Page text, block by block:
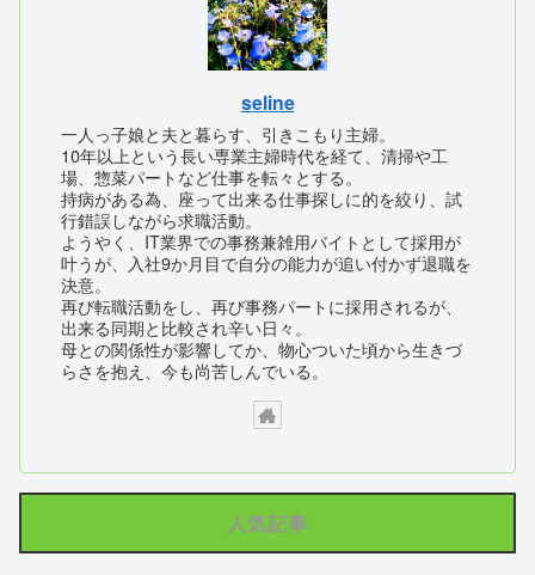
seline
一人っ子娘と夫と暮らす、引きこもり主婦。
10年以上という長い専業主婦時代を経て、清掃や工
場、惣菜パートなど仕事を転々とする。
持病がある為、座って出来る仕事探しに的を絞り、試
行錯誤しながら求職活動。
ようやく、IT業界での事務兼雑用バイトとして採用が
叶うが、入社9か月目で自分の能力が追い付かず退職を
決意。
再び転職活動をし、再び事務パートに採用されるが、
出来る同期と比較され辛い日々。
母との関係性が影響してか、物心ついた頃から生きづ
らさを抱え、今も尚苦しんでいる。
人気記事